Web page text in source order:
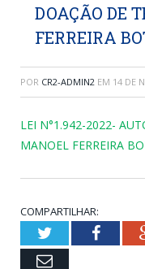
DOAÇÃO DE
FERREIRA
POR CR2-ADMIN2 EM 14 DE
LEI N°1.942-2022-
MANOEL FERREIRA
COMPARTILHAR:
Twitter
Email